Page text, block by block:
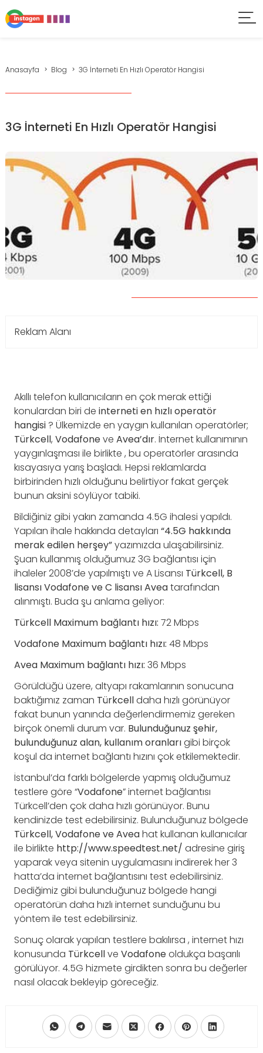
Anasayfa Blog 3G İnterneti En Hızlı Operatör Hangisi
3G İnterneti En Hızlı Operatör Hangisi
Reklam Alanı
Akıllı telefon kullanıcıların en çok merak ettiği
konulardan biri de interneti en hızlı operatör
hangisi ? Ülkemizde en yaygın kullanılan operatörler;
Türkcell, Vodafoneve Avea’dır. İnternet kullanımının
yaygınlaşması ile birlikte , bu operatörler arasında
kısayasıya yarış başladı. Hepsi reklamlarda
birbirinden hızlı olduğunu belirtiyor fakat gerçek
bunun aksini söylüyor tabiki.
Bildiğiniz gibi yakın zamanda 4.5G ihalesi yapıldı.
Yapılan ihale hakkında detayları “4.5G hakkında
merak edilen herşey”yazımızda ulaşabilirsiniz.
Şuan kullanmış olduğumuz 3G bağlantısı için
ihaleler 2008’de yapılmıştı ve A Lisansı Türkcell, B
lisansı Vodafone ve C lisansı Aveatarafından
alınmıştı. Buda şu anlama geliyor:
Türkcell Maximum bağlantı hızı: 72 Mbps
Vodafone Maximum bağlantı hızı: 48 Mbps
Avea Maximum bağlantı hızı: 36 Mbps
Görüldüğü üzere, altyapı rakamlarının sonucuna
baktığımız zaman Türkcelldaha hızlı görünüyor
fakat bunun yanında değerlendirmemiz gereken
birçok önemli durum var. Bulunduğunuz şehir,
bulunduğunuz alan, kullanım oranlarıgibi birçok
koşul da internet bağlantı hızını çok etkilemektedir.
İstanbul’da farklı bölgelerde yapmış olduğumuz
testlere göre “Vodafone” internet bağlantısı
Türkcell’den çok daha hızlı görünüyor. Bunu
kendinizde test edebilirsiniz. Bulunduğunuz bölgede
Türkcell, Vodafone ve Aveahat kullanan kullanıcılar
ile birlikte http://www.speedtest.net/ adresine giriş
yaparak veya sitenin uygulamasını indirerek her 3
hatta’da internet bağlantısını test edebilirsiniz.
Dediğimiz gibi bulunduğunuz bölgede hangi
operatörün daha hızlı internet sunduğunu bu
yöntem ile test edebilirsiniz.
Sonuç olarak yapılan testlere bakılırsa , internet hızı
konusunda Türkcellve Vodafoneoldukça başarılı
görülüyor. 4.5G hizmete girdikten sonra bu değerler
nasıl olacak bekleyip göreceğiz.